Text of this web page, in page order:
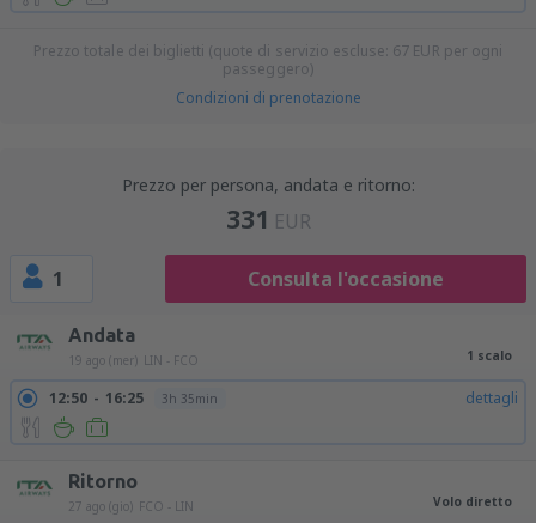
Prezzo totale dei biglietti (quote di servizio escluse: 67 EUR per ogni
passeggero)
Condizioni di prenotazione
Prezzo per persona, andata e ritorno:
331 EUR
1 Consulta l'occasione
Andata
19 ago (mer) LIN - FCO 1 scalo
12:50 16:25 3h 35min dettagli
Ritorno
27 ago (gio) FCO - LIN Volo diretto